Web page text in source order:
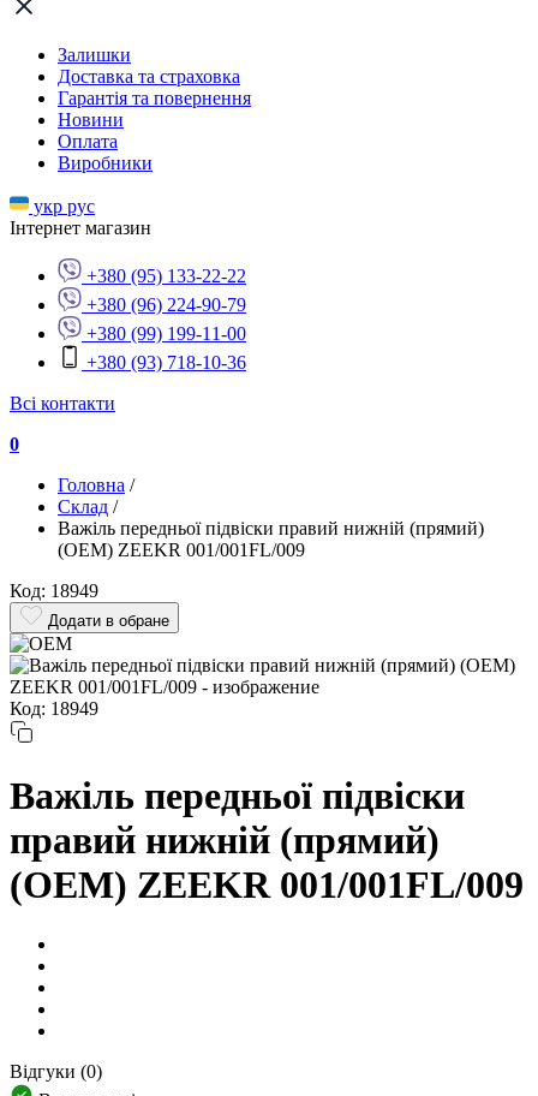
Залишки
Доставка та страховка
Гарантія та повернення
Новини
Оплата
Виробники
укр рус
Інтернет магазин
+380 (95) 133-22-22
+380 (96) 224-90-79
+380 (99) 199-11-00
+380 (93) 718-10-36
Всі контакти
0
Головна /
Склад /
Важіль передньої підвіски правий нижній (прямий)
(OEM) ZEEKR 001/001FL/009
Код: 18949
Додати в обране
Код: 18949
Важіль передньої підвіски
правий нижній (прямий)
(OEM) ZEEKR 001/001FL/009
Відгуки (0)